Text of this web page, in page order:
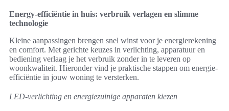
Energy-efficiëntie in huis: verbruik verlagen en slimme
technologie
Kleine aanpassingen brengen snel winst voor je energierekening
en comfort. Met gerichte keuzes in verlichting, apparatuur en
bediening verlaag je het verbruik zonder in te leveren op
woonkwaliteit. Hieronder vind je praktische stappen om energie-
efficiëntie in jouw woning te versterken.
LED-verlichting en energiezuinige apparaten kiezen